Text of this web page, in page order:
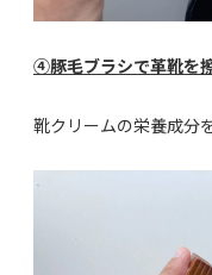
④豚毛ブラシで革靴を擦
靴クリームの栄養成分